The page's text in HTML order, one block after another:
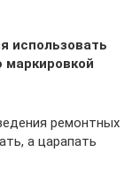
использовать
ремонтных
а царапать